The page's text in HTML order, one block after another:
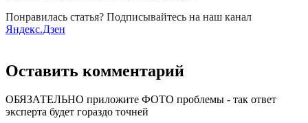
Понравилась статья? Подписывайтесь на наш канал
Яндекс.Дзен
Оставить комментарий
ОБЯЗАТЕЛЬНО приложите ФОТО проблемы - так ответ
эксперта будет гораздо точней